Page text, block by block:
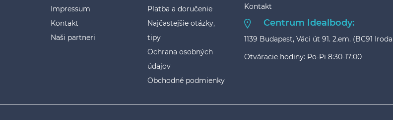
Impressum
Kontakt
Naši partneri
Platba a doručenie
Najčastejšie otázky,
tipy
Ochrana osobných
údajov
Obchodné podmienky
Kontakt
Centrum Idealbody:
1139 Budapest, Váci út 91. 2.em. (BC91
Otváracie hodiny: Po-Pi 8:30-17:00